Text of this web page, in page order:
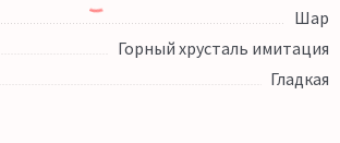
Шар
Горный хрусталь имитация
Гладкая